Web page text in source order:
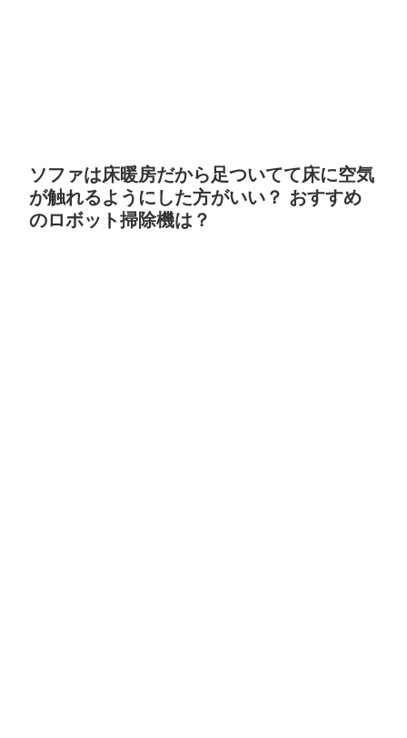
ソファは床暖房だから足ついてて床に空気
が触れるようにした方がいい？ おすすめ
のロボット掃除機は？